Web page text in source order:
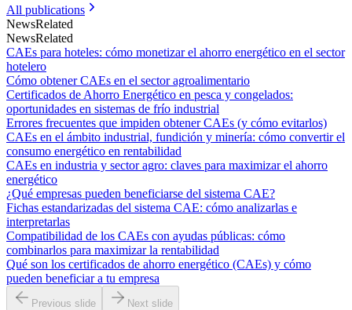
All publications
NewsRelated
NewsRelated
CAEs para hoteles: cómo monetizar el ahorro energético en el sector
hotelero
Cómo obtener CAEs en el sector agroalimentario
Certificados de Ahorro Energético en pesca y congelados:
oportunidades en sistemas de frío industrial
Errores frecuentes que impiden obtener CAEs (y cómo evitarlos)
CAEs en el ámbito industrial, fundición y minería: cómo convertir el
consumo energético en rentabilidad
CAEs en industria y sector agro: claves para maximizar el ahorro
energético
¿Qué empresas pueden beneficiarse del sistema CAE?
Fichas estandarizadas del sistema CAE: cómo analizarlas e
interpretarlas
Compatibilidad de los CAEs con ayudas públicas: cómo
combinarlos para maximizar la rentabilidad
Qué son los certificados de ahorro energético (CAEs) y cómo
pueden beneficiar a tu empresa
Previous slide Next slide